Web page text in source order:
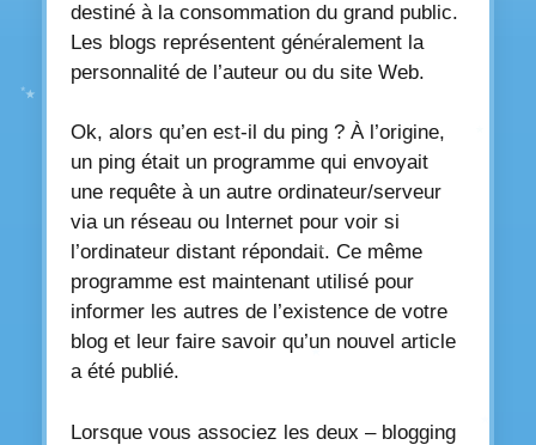
destiné à la consommation du grand public.
Les blogs représentent généralement la
personnalité de l’auteur ou du site Web.
Ok, alors qu’en est-il du ping ? À l’origine,
un ping était un programme qui envoyait
une requête à un autre ordinateur/serveur
via un réseau ou Internet pour voir si
l’ordinateur distant répondait. Ce même
programme est maintenant utilisé pour
informer les autres de l’existence de votre
blog et leur faire savoir qu’un nouvel article
a été publié.
Lorsque vous associez les deux – blogging